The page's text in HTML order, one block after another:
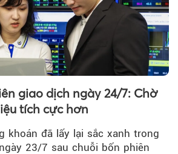
giao dịch ngày 24/7: Chờ
tích cực hơn
khoán đã lấy lại sắc xanh trong
23/7 sau chuỗi bốn phiên